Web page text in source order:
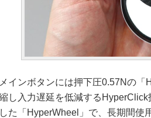
インボタンには押下圧0.57Nの「
し入力遅延を低減する
た「HyperWheel」で、長期間使